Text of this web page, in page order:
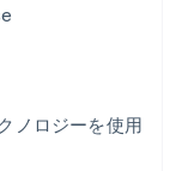
ノロジーを使用